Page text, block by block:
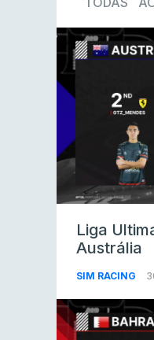
Liga
Austrália
SIM RACING